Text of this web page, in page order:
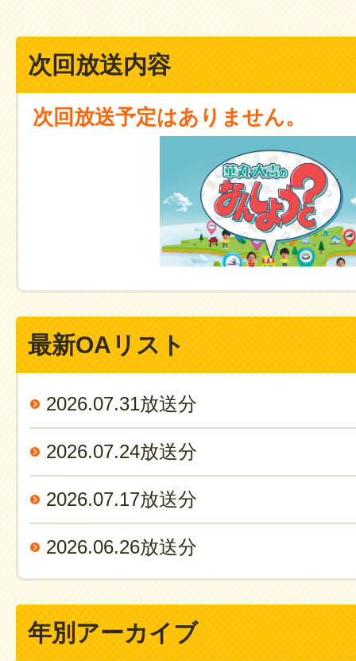
次回放送内容
次回放送予定はありません。
最新OAリスト
2026.07.31放送分
2026.07.24放送分
2026.07.17放送分
2026.06.26放送分
年別アーカイブ